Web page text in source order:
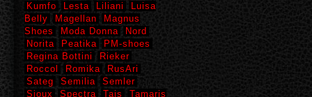
Kumfo
Lesta Liliani
Luisa
Belly
Magellan
Magnus
Shoes
Moda Donna
Nord
Norita
Peatika
PM-shoes
Regina Bottini
Rieker
Roccol
Romika
RusAri
Sateg
Semilia
Semler
Sioux
Spectra Tais
Tamaris